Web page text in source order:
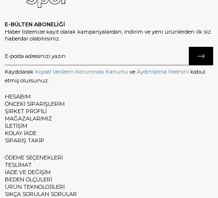
E-BÜLTEN ABONELİĞİ
Haber listemize kayıt olarak kampanyalardan, indirim ve yeni ürünlerden ilk siz
haberdar olabilirsiniz.
Kaydolarak Kişisel Verilerin Korunması Kanunu ve Aydınlatma Metnini kabul
etmiş olursunuz.
HESABIM
ÖNCEKİ SİPARİŞLERİM
ŞİRKET PROFİLİ
MAĞAZALARIMIZ
İLETİŞİM
KOLAY İADE
SİPARİŞ TAKİP
ÖDEME SEÇENEKLERİ
TESLİMAT
İADE VE DEĞİŞİM
BEDEN ÖLÇÜLERİ
ÜRÜN TEKNOLOJİLERİ
SIKÇA SORULAN SORULAR